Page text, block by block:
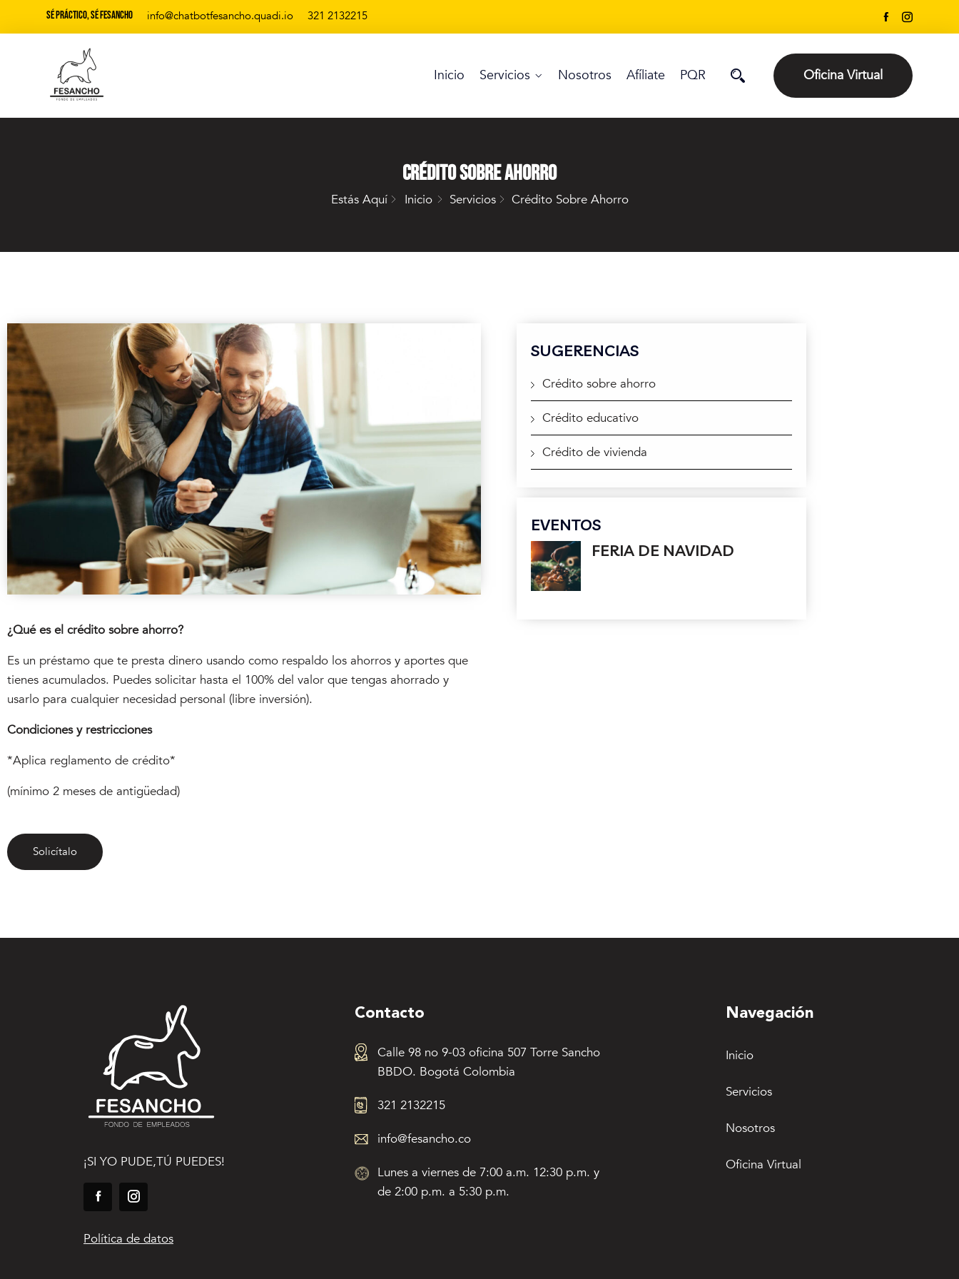
Sé Práctico, Sé Fesancho 321 2132215
info@chatbotfesancho.quadi.io
Inicio Servicios Nosotros Afíliate PQR Oficina Virtual
Crédito Sobre Ahorro
Estás Aquí Inicio Servicios Crédito Sobre Ahorro
¿Qué es el crédito sobre ahorro?
Es un préstamo que te presta dinero usando como respaldo los ahorros y aportes que
tienes acumulados. Puedes solicitar hasta el 100% del valor que tengas ahorrado y
usarlo para cualquier necesidad personal (libre inversión).
Condiciones y restricciones
*Aplica reglamento de crédito*
(mínimo 2 meses de antigüedad)
Solicítalo
SUGERENCIAS
Crédito sobre ahorro
Crédito educativo
Crédito de vivienda
EVENTOS
FERIA DE NAVIDAD
¡SI YO PUDE,TÚ PUEDES!
Política de datos
Contacto
Calle 98 no 9-03 oficina 507 Torre Sancho
BBDO. Bogotá Colombia
321 2132215
info@fesancho.co
Lunes a viernes de 7:00 a.m. 12:30 p.m. y
de 2:00 p.m. a 5:30 p.m.
Navegación
Inicio
Servicios
Nosotros
Oficina Virtual